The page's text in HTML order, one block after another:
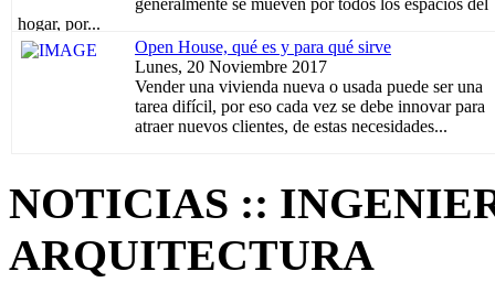
generalmente se mueven por todos los espacios del
hogar, por...
Open House, qué es y para qué sirve
Lunes, 20 Noviembre 2017
Vender una vivienda nueva o usada puede ser una
tarea difícil, por eso cada vez se debe innovar para
atraer nuevos clientes, de estas necesidades...
NOTICIAS ::
ARQUITECTURA